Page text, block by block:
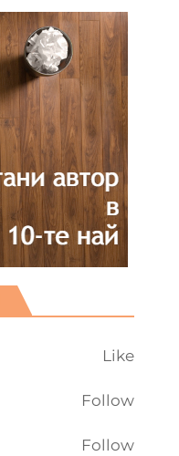
Like
Follow
Follow